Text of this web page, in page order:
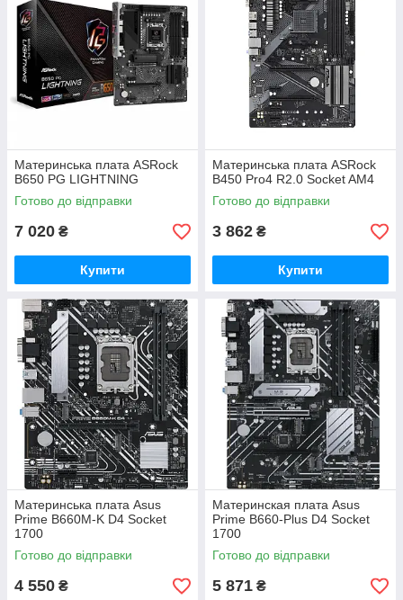
Материнcька плата ASRock
B650 PG LIGHTNING
Готово до відправки
7 020 ₴
Купити
Материнська плата ASRock
B450 Pro4 R2.0 Socket AM4
Готово до відправки
3 862 ₴
Купити
Материнська плата Asus
Prime B660M-K D4 Socket
1700
Готово до відправки
4 550 ₴
Материнская плата Asus
Prime B660-Plus D4 Socket
1700
Готово до відправки
5 871 ₴